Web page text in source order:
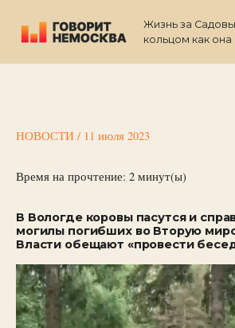
содержимому
Жизнь за
кольцом как она
НОВОСТИ / 11 июля 2023
Время на прочтение: 2 минут(ы)
В Вологде коровы пасутся и
могилы погибших во Вторую
Власти обещают «провести